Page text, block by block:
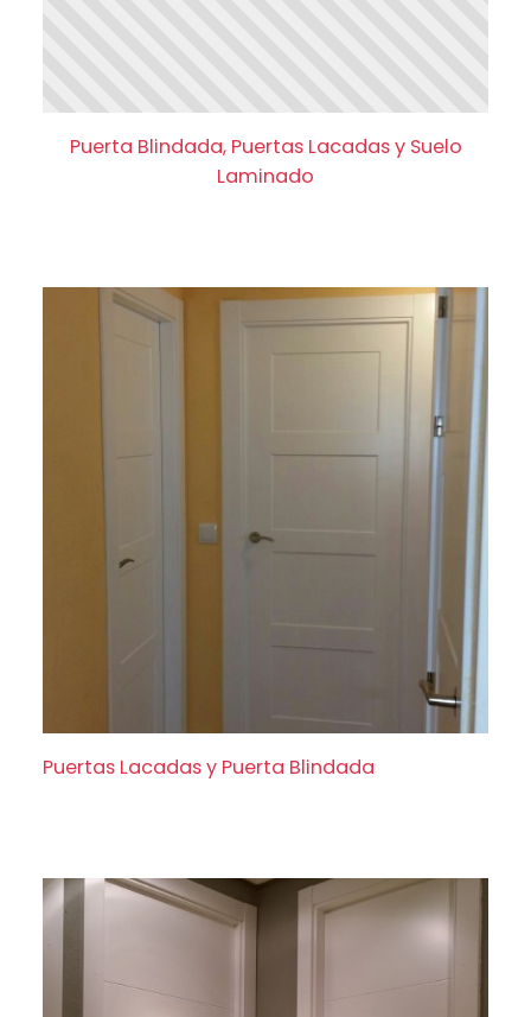
Puerta Blindada, Puertas Lacadas y Suelo
Laminado
Puertas Lacadas y Puerta Blindada